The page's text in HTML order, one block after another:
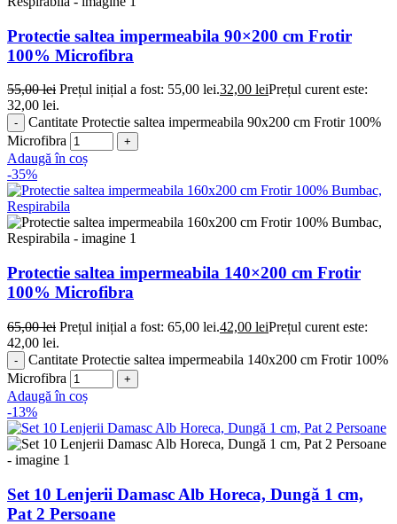
Protectie saltea impermeabila 90×200 cm Frotir
100% Microfibra
55,00lei Prețul inițial a fost: 55,00 lei.32,00 leiPrețul curent este:
32,00 lei.
Cantitate Protectie saltea impermeabila 90x200 cm Frotir 100%
Microfibra
Adaugă în coș
-35%
Protectie saltea impermeabila 140×200 cm Frotir
100% Microfibra
65,00lei Prețul inițial a fost: 65,00 lei.42,00 leiPrețul curent este:
42,00 lei.
Cantitate Protectie saltea impermeabila 140x200 cm Frotir 100%
Microfibra
Adaugă în coș
-13%
Set 10 Lenjerii Damasc Alb Horeca, Dungă 1 cm,
Pat 2 Persoane